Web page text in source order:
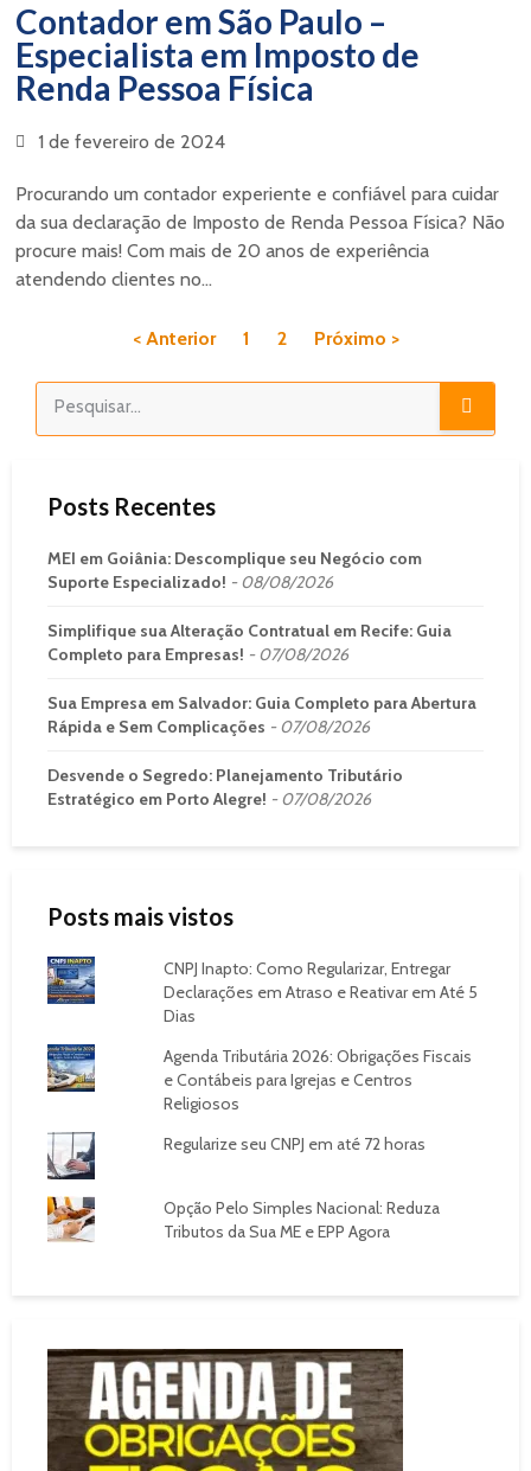
Contador em São Paulo –
Especialista em Imposto de
Renda Pessoa Física
1 de fevereiro de 2024
Procurando um contador experiente e confiável para cuidar
da sua declaração de Imposto de Renda Pessoa Física? Não
procure mais! Com mais de 20 anos de experiência
atendendo clientes no...
< Anterior 1 2 Próximo >
Posts Recentes
MEI em Goiânia: Descomplique seu Negócio com
Suporte Especializado!
08/08/2026
Simplifique sua Alteração Contratual em Recife: Guia
Completo para Empresas!
07/08/2026
Sua Empresa em Salvador: Guia Completo para Abertura
Rápida e Sem Complicações
07/08/2026
Desvende o Segredo: Planejamento Tributário
Estratégico em Porto Alegre!
07/08/2026
Posts mais vistos
CNPJ Inapto: Como Regularizar, Entregar
Declarações em Atraso e Reativar em Até 5
Dias
Agenda Tributária 2026: Obrigações Fiscais
e Contábeis para Igrejas e Centros
Religiosos
Regularize seu CNPJ em até 72 horas
Opção Pelo Simples Nacional: Reduza
Tributos da Sua ME e EPP Agora